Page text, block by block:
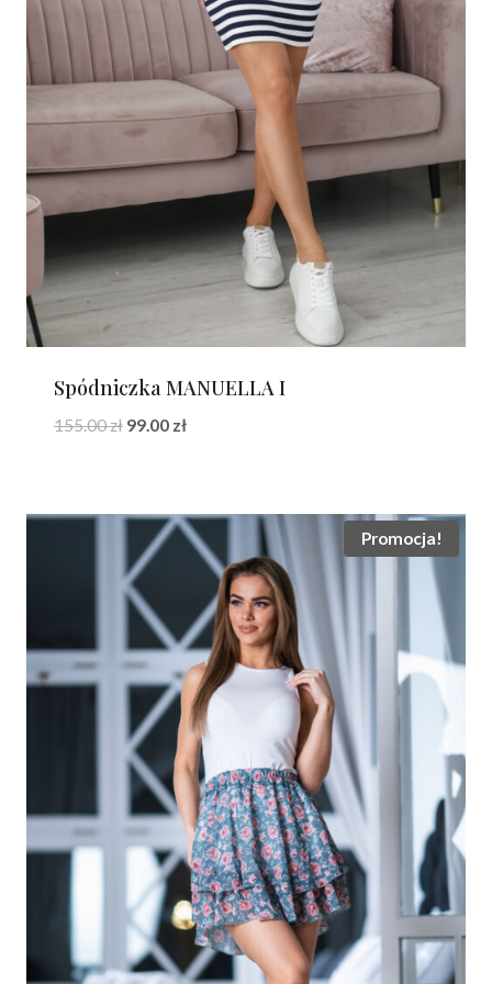
Spódniczka MANUELLA I
155.00zł Pierwotna
99.00 złAktualna
Promocja!